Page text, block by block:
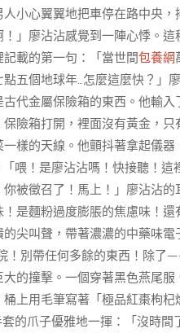
小心翼翼地把車停在路中央
」廖沾沾感覺到一陣心悸。這
載的第一句：「當世間包養網
五個地球年…怎麼這麼快？」
代金屬保險箱的東西。他輸入
險箱打開，裡面沒有黃金，
樣的天線。他顫抖著拿起儀
喂！是廖沾沾嗎！快接聽！這
被徵召了！馬上！」廖沾沾
是麵粉過度膨脹的焦慮味！
尖叫聲，帶著濃濃的中藥味電
！別帶任何多餘的東西！除
的撞擊。一個穿著黑色燕尾服
上用毛筆寫著「極品紅棗枸杞
的爪子優雅地一揮：「沒時間